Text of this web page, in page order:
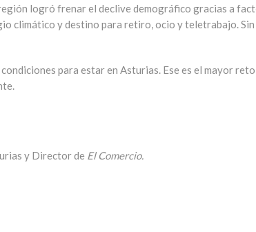
logró frenar el declive demográfico gracias a
climático y destino para retiro, ocio y teletrabajo. Sin
para estar en Asturias. Ese es el mayor
y Director de El Comercio.